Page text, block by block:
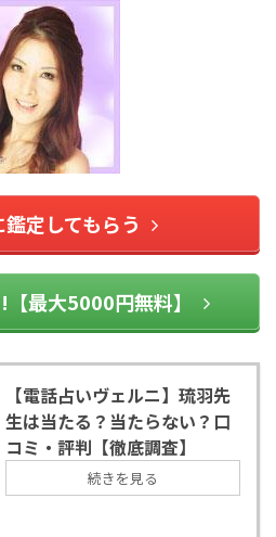
定してもらう
最大5000円無料】
【電話占いヴェルニ】琉羽先
生は当たる？当たらない？口
コミ・評判【徹底調査】
続きを見る